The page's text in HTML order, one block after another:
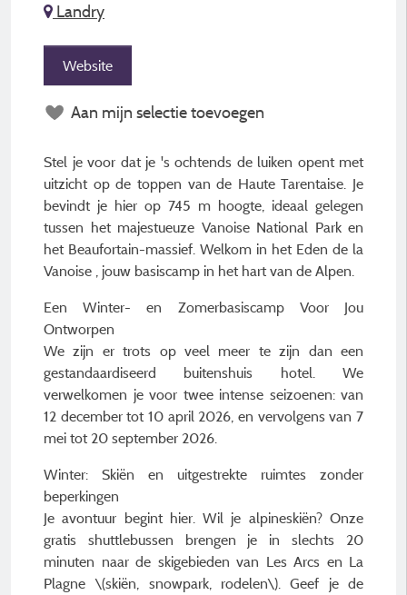
Landry
Website
Aan mijn selectie toevoegen
Stel je voor dat je 's ochtends de luiken opent met
uitzicht op de toppen van de Haute Tarentaise. Je
bevindt je hier op 745 m hoogte, ideaal gelegen
tussen het majestueuze Vanoise National Park en
het Beaufortain-massief. Welkom in het Eden de la
Vanoise , jouw basiscamp in het hart van de Alpen.
Een Winter- en Zomerbasiscamp Voor Jou
Ontworpen
We zijn er trots op veel meer te zijn dan een
gestandaardiseerd buitenshuis hotel. We
verwelkomen je voor twee intense seizoenen: van
12 december tot 10 april 2026, en vervolgens van 7
mei tot 20 september 2026.
Winter: Skiën en uitgestrekte ruimtes zonder
beperkingen
Je avontuur begint hier. Wil je alpineskiën? Onze
gratis shuttlebussen brengen je in slechts 20
minuten naar de skigebieden van Les Arcs en La
Plagne \(skiën, snowpark, rodelen\). Geef je de